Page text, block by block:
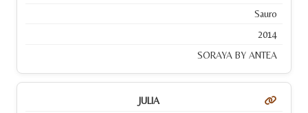
Sauro
2014
SORAYA BY ANTEA
JULIA